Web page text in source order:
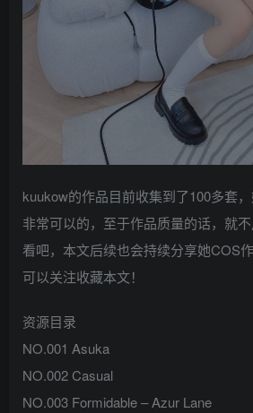
kuukow的作品目前收集到了100多套
非常可以的，至于作品质量的话，就
看吧，本文后续也会持续分享她COS
可以关注收藏本文！
资源目录
NO.001 Asuka
NO.002 Casual
NO.003 Formidable – Azur Lane